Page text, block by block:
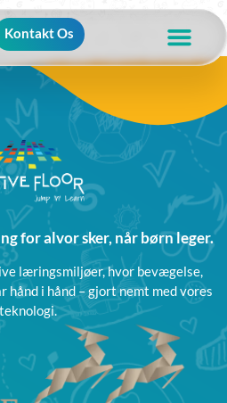
Kontakt Os
for alvor sker, når børn leger.
læringsmiljøer, hvor bevægelse,
hånd i hånd – gjort nemt med vores
teknologi.